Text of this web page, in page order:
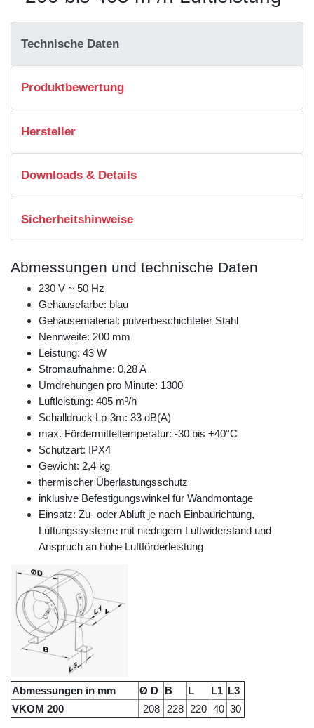
Technische Daten
Produktbewertung
Hersteller
Downloads & Details
Sicherheitshinweise
Abmessungen und technische Daten
230 V ~ 50 Hz
Gehäusefarbe: blau
Gehäusematerial: pulverbeschichteter Stahl
Nennweite: 200 mm
Leistung: 43 W
Stromaufnahme: 0,28 A
Umdrehungen pro Minute: 1300
Luftleistung: 405 m³/h
Schalldruck Lp-3m: 33 dB(A)
max. Fördermitteltemperatur: -30 bis +40°C
Schutzart: IPX4
Gewicht: 2,4 kg
thermischer Überlastungsschutz
inklusive Befestigungswinkel für Wandmontage
Einsatz: Zu- oder Abluft je nach Einbaurichtung,
Lüftungssysteme mit niedrigem Luftwiderstand und
Anspruch an hohe Luftförderleistung
Abmessungen in mm Ø D B L L1 L3
VKOM 200
208 228 220 40 30